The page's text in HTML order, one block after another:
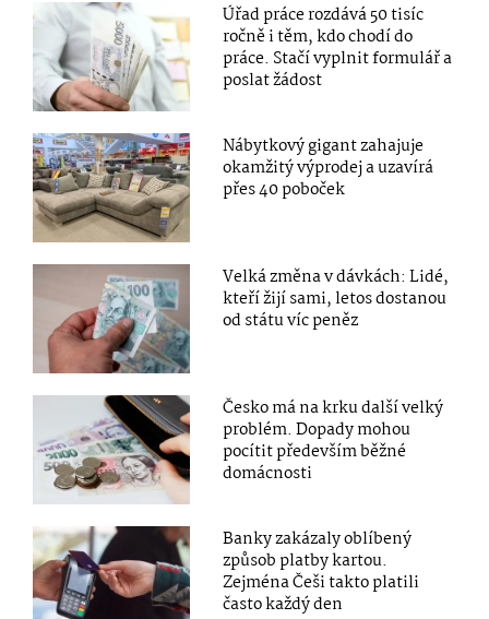
Úřad práce rozdává 50 tisíc
ročně i těm, kdo chodí do
práce. Stačí vyplnit formulář a
poslat žádost
Nábytkový gigant zahajuje
okamžitý výprodej a uzavírá
přes 40 poboček
Velká změna v dávkách: Lidé,
kteří žijí sami, letos dostanou
od státu víc peněz
Česko má na krku další velký
problém. Dopady mohou
pocítit především běžné
domácnosti
Banky zakázaly oblíbený
způsob platby kartou.
Zejména Češi takto platili
často každý den